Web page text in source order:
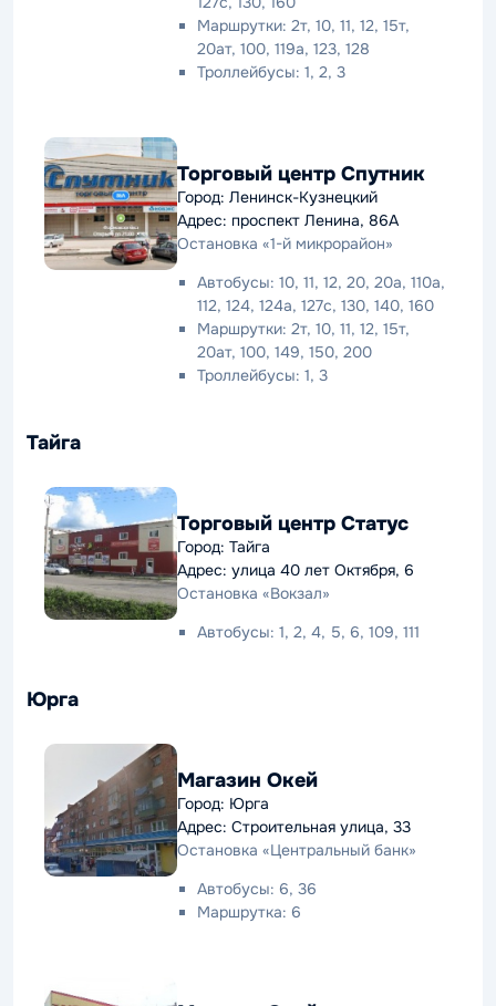
Маршрутки: 2т, 10, 11, 12, 15т,
20ат, 100, 119а, 123, 128
Троллейбусы: 1, 2, 3
Торговый центр Спутник
Город: Ленинск-Кузнецкий
Адрес: проспект Ленина, 86А
Остановка «1-й микрорайон»
Автобусы: 10, 11, 12, 20, 20а, 110а,
112, 124, 124а, 127с, 130, 140, 160
Маршрутки: 2т, 10, 11, 12, 15т,
20ат, 100, 149, 150, 200
Троллейбусы: 1, 3
Тайга
Торговый центр Статус
Город: Тайга
Адрес: улица 40 лет Октября, 6
Остановка «Вокзал»
Автобусы: 1, 2, 4, 5, 6, 109, 111
Юрга
Магазин Окей
Город: Юрга
Адрес: Строительная улица, 33
Остановка «Центральный банк»
Автобусы: 6, 36
Маршрутка: 6